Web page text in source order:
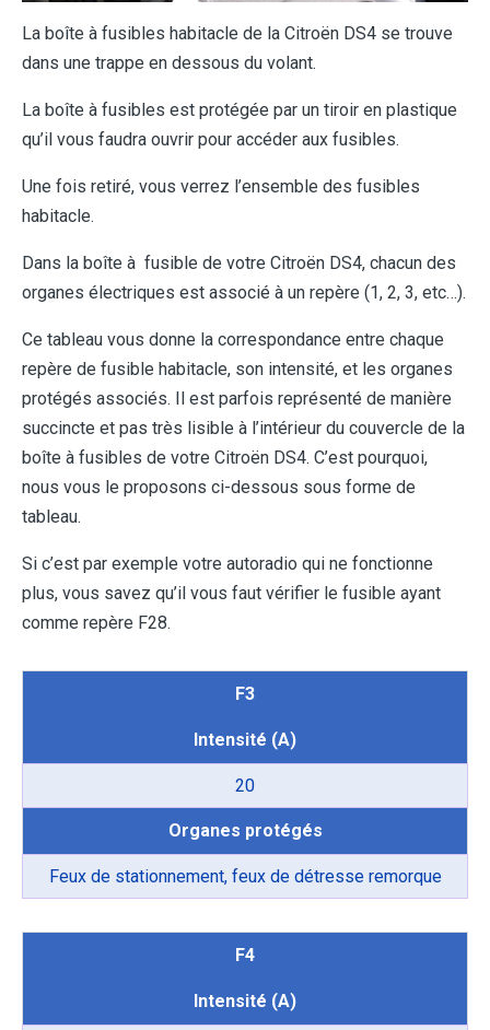
La boîte à fusibles habitacle de la Citroën DS4 se trouve
dans une trappe en dessous du volant.
La boîte à fusibles est protégée par un tiroir en plastique
qu’il vous faudra ouvrir pour accéder aux fusibles.
Une fois retiré, vous verrez l’ensemble des fusibles
habitacle.
Dans la boîte à fusible de votre Citroën DS4, chacun des
organes électriques est associé à un repère (1, 2, 3, etc…).
Ce tableau vous donne la correspondance entre chaque
repère de fusible habitacle, son intensité, et les organes
protégés associés. Il est parfois représenté de manière
succincte et pas très lisible à l’intérieur du couvercle de la
boîte à fusibles de votre Citroën DS4. C’est pourquoi,
nous vous le proposons ci-dessous sous forme de
tableau.
Si c’est par exemple votre autoradio qui ne fonctionne
plus, vous savez qu’il vous faut vérifier le fusible ayant
comme repère F28.
F3
Intensité (A)
20
Organes protégés
Feux de stationnement, feux de détresse remorque
F4
Intensité (A)